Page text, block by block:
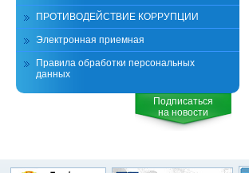
ПРОТИВОДЕЙСТВИЕ КОРРУПЦИИ
Электронная приемная
Правила обработки персональных
данных
Подписаться
на новости